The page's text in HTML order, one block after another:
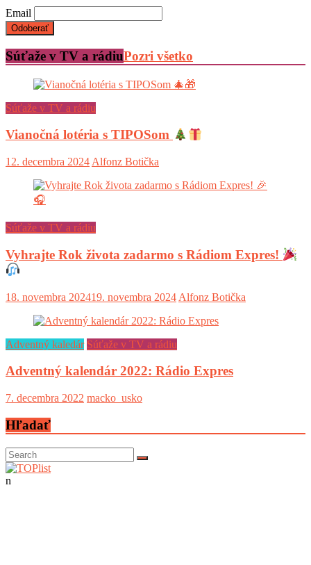
Email
Súťaže v TV a rádiuPozri všetko
Súťaže v TV a rádiu
Vianočná lotéria s TIPOSom
12. decembra 2024 Alfonz Botička
Súťaže v TV a rádiu
Vyhrajte Rok života zadarmo s Rádiom Expres!
18. novembra 202419. novembra 2024 Alfonz Botička
Adventný kaledár Súťaže v TV a rádiu
Adventný kalendár 2022: Rádio Expres
7. decembra 2022 macko_usko
Hľadať
n